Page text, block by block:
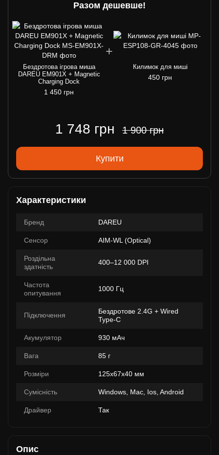
Разом дешевше!
Бездротова ігрова миша
DAREU EM901X + Magnetic
Charging Dock
1 450 грн
Килимок для миші
450 грн
1 748 грн 1 900 грн
Купити
Характеристики
Бренд DAREU
Сенсор AIM-WL (Optical)
Роздільна
здатність
400–12 000 DPI
Частота
опитування
1000 Гц
Підключення
Бездротове 2.4G + Wired
Type-C
Акумулятор 930 мАч
Вага 85 г
Розміри 125x67x40 мм
Сумісність Windows, Mac, Ios, Android
Драйвер Так
Опис